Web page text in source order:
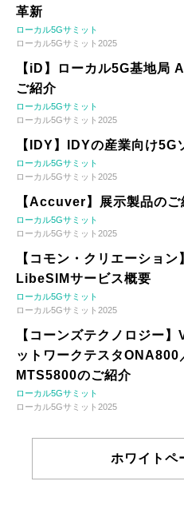
革新
ローカル5Gサミット
ローカル5Gサミット2025
【iD】ローカル5G基地局
ご紹介
ローカル5Gサミット
ローカル5Gサミット2025
【IDY】IDYの産業向け5G
ローカル5Gサミット
ローカル5Gサミット2025
【Accuver】展示製品のご
ローカル5Gサミット
ローカル5Gサミット2025
【コモン・クリエーショ
LibeSIMサービス概要
ローカル5Gサミット
ローカル5Gサミット2025
【コーンズテクノロジ
ットワークテスタONA800
MTS5800のご紹介
ローカル5Gサミット
ローカル5Gサミット2025
ホワイトペ